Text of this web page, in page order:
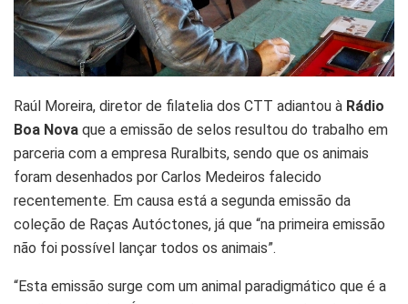
Raúl Moreira, diretor de filatelia dos CTT adiantou à Rádio
Boa Nova que a emissão de selos resultou do trabalho em
parceria com a empresa Ruralbits, sendo que os animais
foram desenhados por Carlos Medeiros falecido
recentemente. Em causa está a segunda emissão da
coleção de Raças Autóctones, já que “na primeira emissão
não foi possível lançar todos os animais”.
“Esta emissão surge com um animal paradigmático que é a